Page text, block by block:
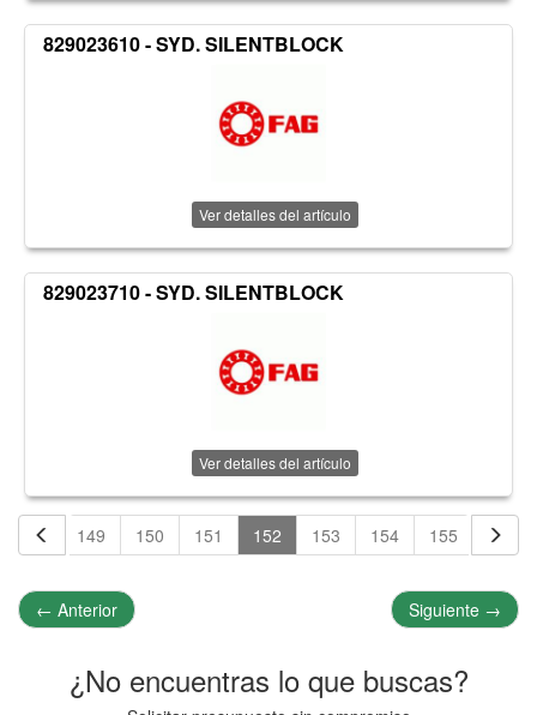
829023610 - SYD. SILENTBLOCK
Ver detalles del artículo
829023710 - SYD. SILENTBLOCK
Ver detalles del artículo
148 149 150 151 152 153 154 155 156
← Anterior Siguiente →
¿No encuentras lo que buscas?